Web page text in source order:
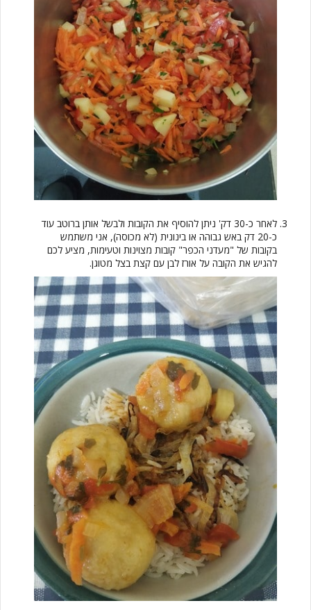
לאחר כ-30 דק' ניתן להוסיף את הקובות ולבשל אותן ברוטב עוד
כ-20 דק באש גבוהה או בינונית (לא מכוסה), אני משתמש
בקובות של "מעדני הכפר" קובות מצוינות וטעימות, מציע לכם
להגיש את הקובה על אורז לבן עם קצת בצל מטוגן.